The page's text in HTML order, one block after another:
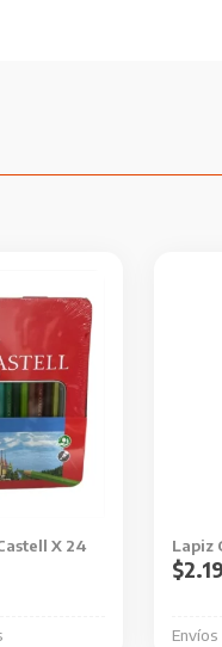
X 24
Lapiz
$